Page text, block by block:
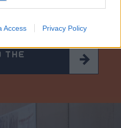
Access Privacy Policy
events by subscribing
THE